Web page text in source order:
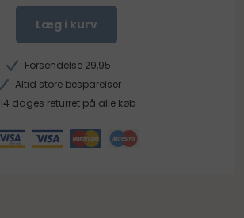
Læg i kurv
Forsendelse 29,95
Altid store besparelser
14 dages returret på alle køb